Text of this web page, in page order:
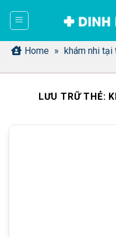
dung Home » khám nhi tại
LƯU TRỮ THẺ: